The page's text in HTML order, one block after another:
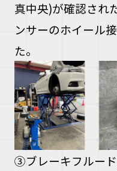
真中央)が確認され
ンサーのホイール
た。
③ブレーキフルー